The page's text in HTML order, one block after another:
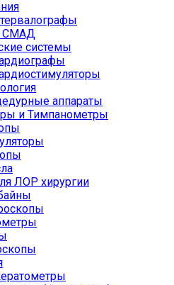
СМАД
системы
аппараты
и Тимпанометры
ЛОР хирургии